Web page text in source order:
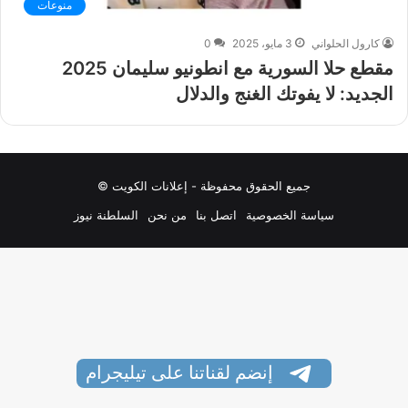
منوعات
كارول الحلواني 3 مايو، 2025 0
مقطع حلا السورية مع انطونيو سليمان 2025
الجديد: لا يفوتك الغنج والدلال
جميع الحقوق محفوظة - إعلانات الكويت ©
سياسة الخصوصية
اتصل بنا من نحن السلطنة نيوز
إنضم لقناتنا على تيليجرام